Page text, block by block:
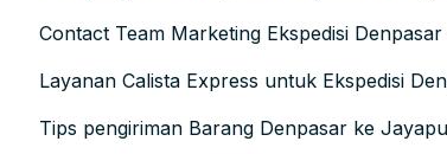
Contact Team Marketing Ekspedisi
Layanan Calista Express untuk Ekspedisi
Tips pengiriman Barang Denpasar ke